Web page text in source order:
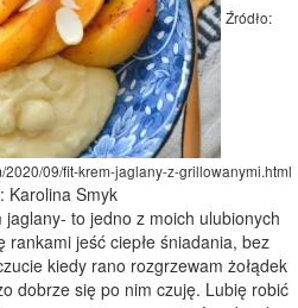
Źródło:
09/fit-krem-jaglany-z-grillowanymi.html
Karolina Smyk
jaglany- to jedno z moich ulubionych
rankami jeść ciepłe śniadania, bez
kiedy rano rozgrzewam żołądek
dobrze się po nim czuję. Lubię robić